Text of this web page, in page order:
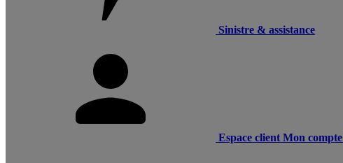
Sinistre & assistance
Espace client Mon compte